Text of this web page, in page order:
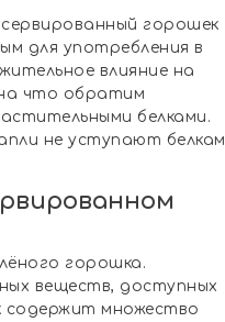
горошек
для употребления в
влияние на
что обратим
белками.
не уступают белкам
горошка.
веществ, доступных
содержит множество